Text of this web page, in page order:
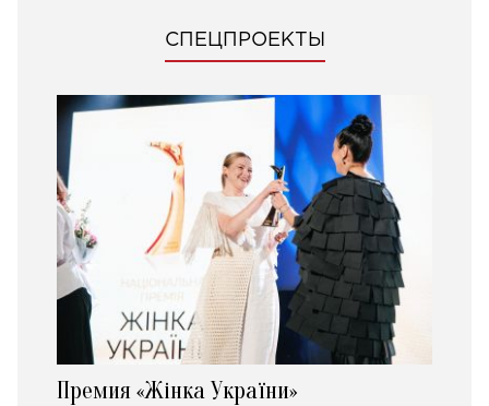
СПЕЦПРОЕКТЫ
Премия «Жінка України»